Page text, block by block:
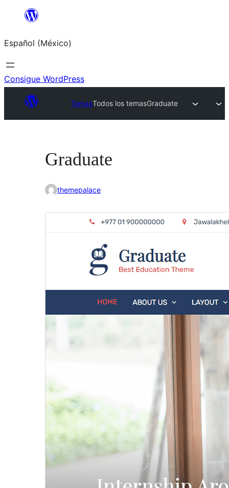
Saltar
contenido
Español (México)
Consigue WordPress
TemasTodos los temasGraduate
Graduate
themepalace